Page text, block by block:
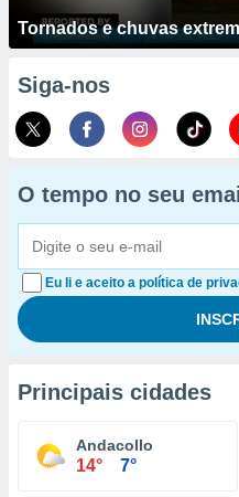
Tornados e chuvas
Siga-nos
O tempo no seu
Eu li e aceito a política de
Principais cidades
Andacollo
14° 7°